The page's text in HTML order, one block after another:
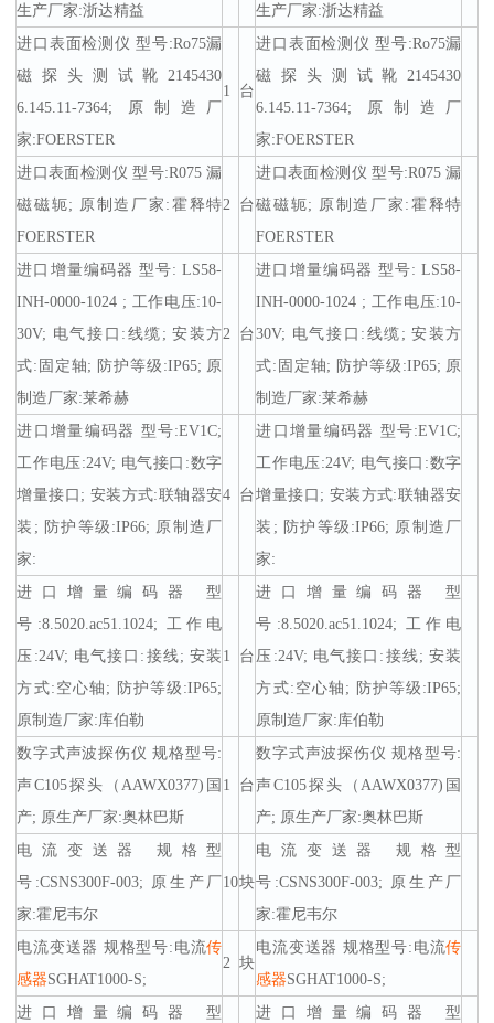
生产厂家:浙达精益
生产厂家:浙达精益
进口表面检测仪 型号:Ro75漏
磁探头测试靴2145430
6.145.11-7364; 原制造厂
家:FOERSTER
1 台
进口表面检测仪 型号:Ro75漏
磁探头测试靴2145430
6.145.11-7364; 原制造厂
家:FOERSTER
进口表面检测仪 型号:R075 漏
磁磁轭; 原制造厂家:霍释特
FOERSTER
2 台
进口表面检测仪 型号:R075 漏
磁磁轭; 原制造厂家:霍释特
FOERSTER
进口增量编码器 型号: LS58-
INH-0000-1024 ; 工作电压:10-
30V; 电气接口:线缆; 安装方
式:固定轴; 防护等级:IP65; 原
制造厂家:莱希赫
2 台
进口增量编码器 型号: LS58-
INH-0000-1024 ; 工作电压:10-
30V; 电气接口:线缆; 安装方
式:固定轴; 防护等级:IP65; 原
制造厂家:莱希赫
进口增量编码器 型号:EV1C;
工作电压:24V; 电气接口:数字
增量接口; 安装方式:联轴器安
装; 防护等级:IP66; 原制造厂
家:
4 台
进口增量编码器 型号:EV1C;
工作电压:24V; 电气接口:数字
增量接口; 安装方式:联轴器安
装; 防护等级:IP66; 原制造厂
家:
进口增量编码器 型
号:8.5020.ac51.1024; 工作电
压:24V; 电气接口:接线; 安装
方式:空心轴; 防护等级:IP65;
原制造厂家:库伯勒
1 台
进口增量编码器 型
号:8.5020.ac51.1024; 工作电
压:24V; 电气接口:接线; 安装
方式:空心轴; 防护等级:IP65;
原制造厂家:库伯勒
数字式声波探伤仪 规格型号:
声C105探头（AAWX0377)国
产; 原生产厂家:奥林巴斯
1 台
数字式声波探伤仪 规格型号:
声C105探头（AAWX0377)国
产; 原生产厂家:奥林巴斯
电流变送器 规格型
号:CSNS300F-003; 原生产厂
家:霍尼韦尔
10块
电流变送器 规格型
号:CSNS300F-003; 原生产厂
家:霍尼韦尔
电流变送器 规格型号:电流传
感器SGHAT1000-S;
2 块
电流变送器 规格型号:电流传
感器SGHAT1000-S;
进口增量编码器 型
进口增量编码器 型